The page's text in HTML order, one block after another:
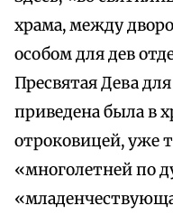
храма, между
особом для дев
Пресвятая Дева
приведена была в
отроковицей, уже
«многолетней по